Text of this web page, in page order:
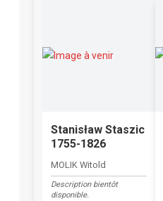
Stanisław Staszic
1755-1826
MOLIK Witold
Description bientôt
disponible.